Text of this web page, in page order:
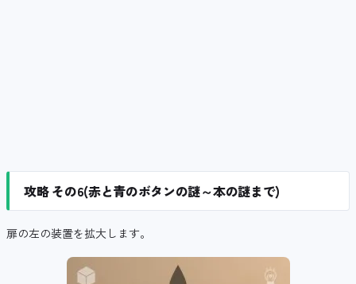
攻略 その6(赤と青のボタンの謎～本の謎まで)
扉の左の装置を拡大します。